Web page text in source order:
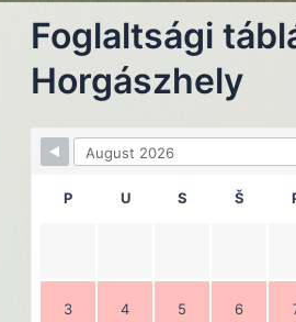
Foglaltsági
Horgászhely
P U S Š
3 4 5 6